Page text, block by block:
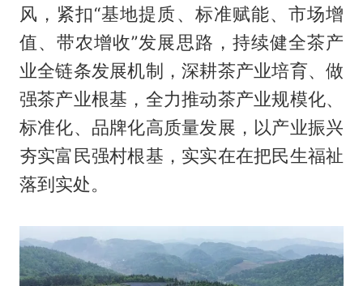
风，紧扣“基地提质、标准赋能、市场增
值、带农增收”发展思路，持续健全茶产
业全链条发展机制，深耕茶产业培育、做
强茶产业根基，全力推动茶产业规模化、
标准化、品牌化高质量发展，以产业振兴
夯实富民强村根基，实实在在把民生福祉
落到实处。